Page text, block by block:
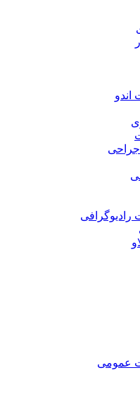
اندو
جراحی
رادیوگرافی
عمومی